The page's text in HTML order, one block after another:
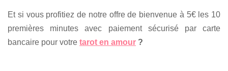
Et si vous profitiez de notre offre de bienvenue à 5€ les 10
premières minutes avec paiement sécurisé par carte
bancaire pour votre tarot en amour ?